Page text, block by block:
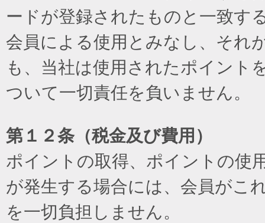
ードが登録されたものと一致す
会員による使用とみなし、それ
も、当社は使用されたポイント
ついて一切責任を負いません。
第１２条（税金及び費用）
ポイントの取得、ポイントの使
が発生する場合には、会員がこ
を一切負担しません。